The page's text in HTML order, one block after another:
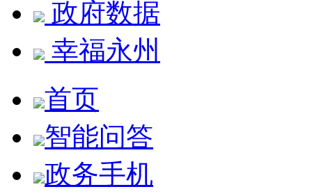
政府数据
幸福永州
首页
智能问答
政务手机